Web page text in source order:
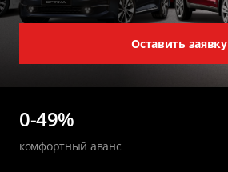
Оставить заявку
0-49%
комфортный аванс